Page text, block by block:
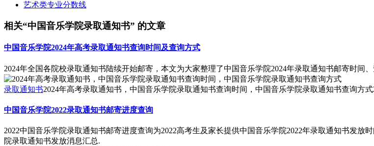
艺术类专业分数线
相关“中国音乐学院录取通知书” 的文章
中国音乐学院2024年高考录取通知书查询时间及查询方式
2024年全国各院校录取通知书陆续开始邮寄，本文为大家整理了中国音乐学院2024年录取通知书邮寄时间
录取通知书2024年高考录取通知书，中国音乐学院录取通知书查询时间，中国音乐学院录取通知书查询方式
中国音乐学院2022录取通知书邮寄进度查询
2022中国音乐学院录取通知书邮寄进度查询为2022高考生及家长提供中国音乐学院2022年录取通知书发
院录取通知书发放消息汇总.